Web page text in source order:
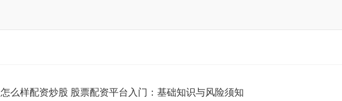
怎么样配资炒股 股票配资平台入门：基础知识与风险须知